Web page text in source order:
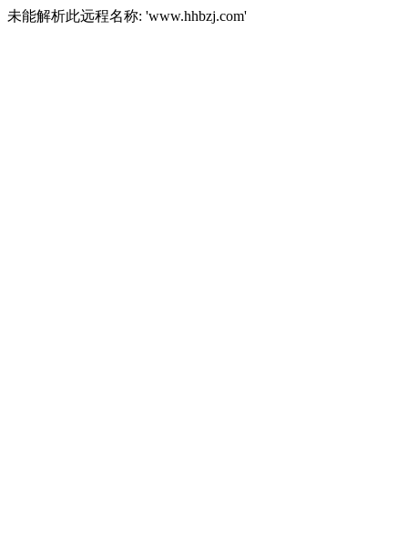
未能解析此远程名称: 'www.hhbzj.com'